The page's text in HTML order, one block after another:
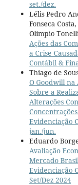
set./dez.
Lélis Pedro
Fonseca
Olímpio
Ações das
a Crise
Contábil &
Thiago de
O Goodwill na
Sobre a
Alterações
Evidenciação
jan./jun.
Eduardo
Avaliação
Mercado
Evidenciação
Set/Dez 2024